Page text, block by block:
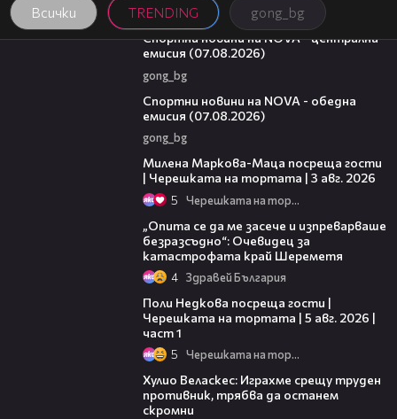
Всички TRENDING gong_bg
05:18
Спортни новини на NOVA - централна
емисия (07.08.2026)
gong_bg
Спортни новини на NOVA - обедна
емисия (07.08.2026)
gong_bg
Милена Маркова-Маца посреща гости
| Черешката на тортата | 3 авг. 2026
5 Черешката на тортата
„Опита се да ме засече и изпреварваше
безразсъдно“: Очевидец за
катастрофата край Шереметя
4 Здравей България
Поли Недкова посреща гости |
Черешката на тортата | 5 авг. 2026 |
част 1
5 Черешката на тортата
Хулио Веласкес: Играхме срещу труден
противник, трябва да останем
скромни